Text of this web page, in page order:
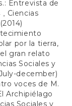
Entrevista de
, Ciencias
por la tierra,
gran relato
Sociales y
december)
voces de M.
Archipiélago
Sociales y